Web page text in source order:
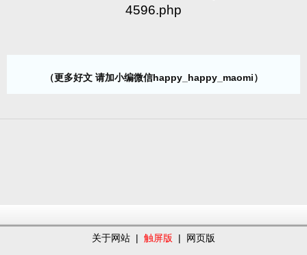
4596.php
（更多好文 请加小编微信happy_happy_maomi）
关于网站 | 触屏版 | 网页版